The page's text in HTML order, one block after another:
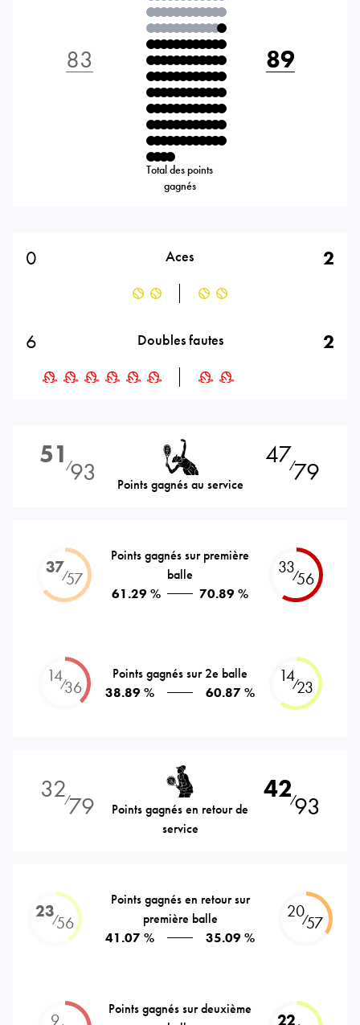
83
Total des points
gagnés
89
0 Aces 2
6 Doubles fautes 2
51 ⁄93 Points gagnés au service
47⁄79
37⁄57
Points gagnés sur première
balle
61.29 %
70.89 %
33⁄56
14⁄36
Points gagnés sur 2e balle
38.89 %
60.87 %
14⁄23
32⁄79
Points gagnés en retour de
service
42⁄93
23⁄56
Points gagnés en retour sur
première balle
41.07 %
35.09 %
20⁄57
9
Points gagnés sur deuxième
22